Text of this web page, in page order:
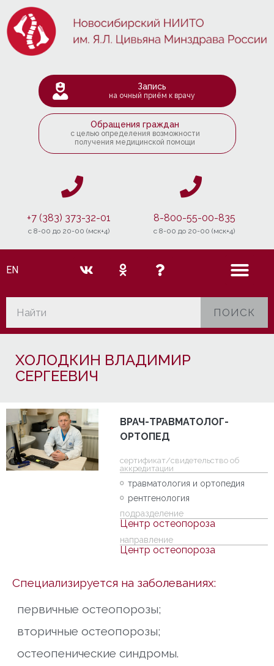
Запись
на очный приём к врачу
Обращения граждан
с целью определения возможности
получения медицинской помощи
+7 (383) 373-32-01
c 8-00 до 20-00 (мск+4)
8-800-55-00-835
c 8-00 до 20-00 (мск+4)
EN
ПОИСК
ХОЛОДКИН ВЛАДИМИР
СЕРГЕЕВИЧ
ВРАЧ-ТРАВМАТОЛОГ-
ОРТОПЕД
cертификат/свидетельство об
аккредитации
травматология и ортопедия
рентгенология
подразделение
Центр остеопороза
направление
Центр остеопороза
Специализируется на заболеваниях:
первичные остеопорозы;
вторичные остеопорозы;
остеопенические синдромы.